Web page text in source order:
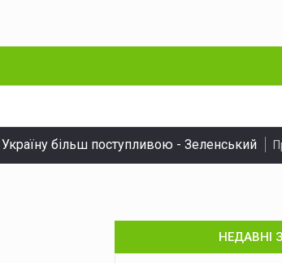
більш поступливою - Зеленський
норми алкоголю У Чернівцях
НЕДАВНІ